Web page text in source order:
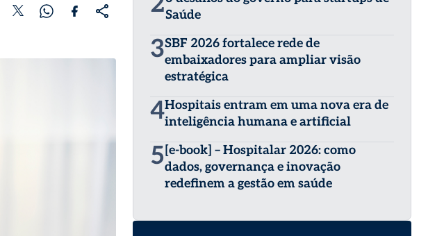
Saúde
3SBF 2026 fortalece rede de
embaixadores para ampliar visão
estratégica
4Hospitais entram em uma nova era de
inteligência humana e artificial
5 [e-book] – Hospitalar 2026: como
dados, governança e inovação
redefinem a gestão em saúde